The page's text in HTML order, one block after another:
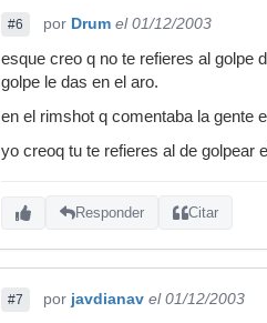
#6 por Drum el 01/12/2003
esque creo q no te refieres al golpe
golpe le das en el aro.
en el rimshot q comentaba la gente
yo creoq tu te refieres al de golpear
Responder Citar
#7 por javdianav el 01/12/2003